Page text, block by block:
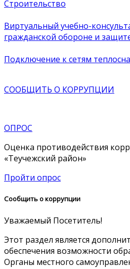
Строительство
Виртуальный учебно-
гражданской обороне и
Подключение к сетям
СООБЩИТЬ О КОРРУПЦИИ
ОПРОС
Оценка противодействия
«Теучежский район»
Пройти опрос
Сообщить о коррупции
Уважаемый Посетитель!
Этот раздел является
обеспечения возможности
Органы местного